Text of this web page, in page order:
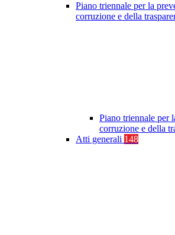
Piano triennale per la
corruzione e della
Piano triennale per
corruzione e della
Atti generali 148